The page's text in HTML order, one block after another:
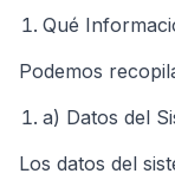
Qué
Podemos
a) Datos del
Los datos del